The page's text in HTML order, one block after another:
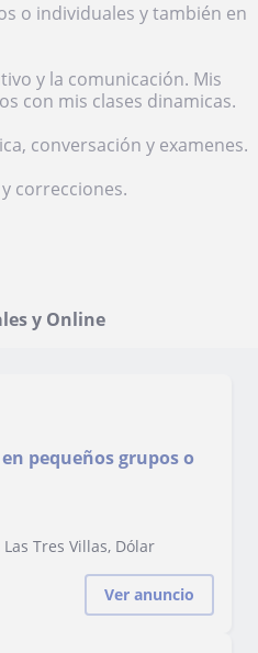
o individuales y también en
y la comunicación. Mis
con mis clases dinamicas.
conversación y examenes.
correcciones.
y Online
pequeños grupos o
Tres Villas, Dólar
Ver anuncio